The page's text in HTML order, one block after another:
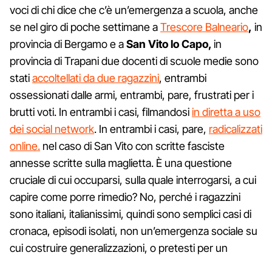
voci di chi dice che c’è un’emergenza a scuola, anche
se nel giro di poche settimane aTrescore Balneario, in
provincia di Bergamo e aSan Vito lo Capo, in
provincia di Trapani due docenti di scuole medie sono
statiaccoltellati da due ragazzini, entrambi
ossessionati dalle armi, entrambi, pare, frustrati per i
brutti voti. In entrambi i casi, filmandosiin diretta a uso
dei social network. In entrambi i casi, pare, radicalizzati
online. nel caso di San Vito con scritte fasciste
annesse scritte sulla maglietta. È una questione
cruciale di cui occuparsi, sulla quale interrogarsi, a cui
capire come porre rimedio? No, perché i ragazzini
sono italiani, italianissimi, quindi sono semplici casi di
cronaca, episodi isolati, non un’emergenza sociale su
cui costruire generalizzazioni, o pretesti per un